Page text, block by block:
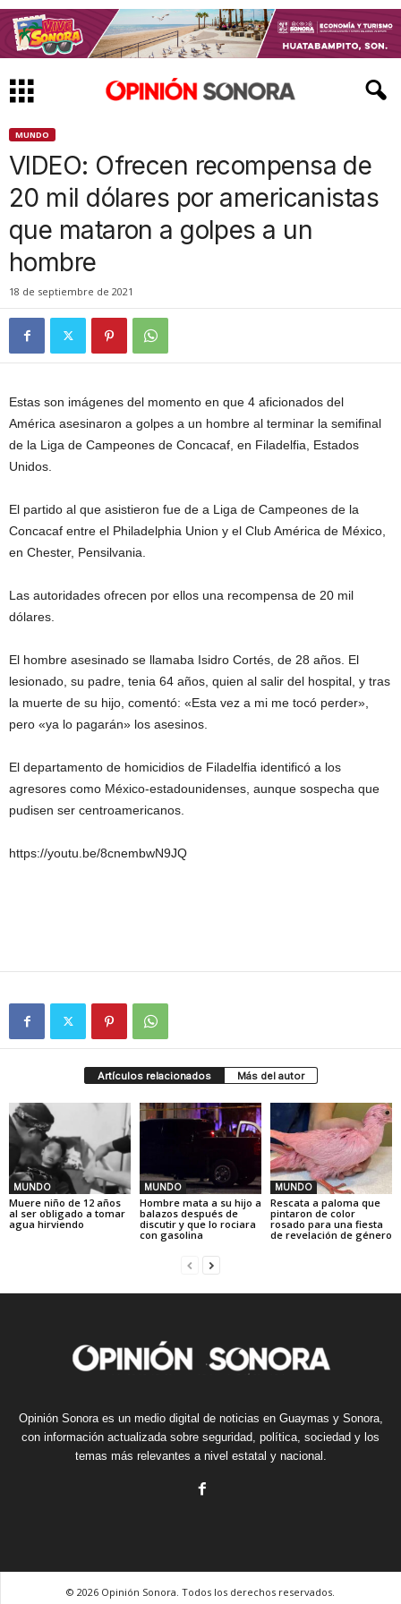
MUNDO
VIDEO: Ofrecen recompensa de
20 mil dólares por americanistas
que mataron a golpes a un
hombre
18 de septiembre de 2021
Estas son imágenes del momento en que 4 aficionados del
América asesinaron a golpes a un hombre al terminar la semifinal
de la Liga de Campeones de Concacaf, en Filadelfia, Estados
Unidos.
El partido al que asistieron fue de a Liga de Campeones de la
Concacaf entre el Philadelphia Union y el Club América de México,
en Chester, Pensilvania.
Las autoridades ofrecen por ellos una recompensa de 20 mil
dólares.
El hombre asesinado se llamaba Isidro Cortés, de 28 años. El
lesionado, su padre, tenia 64 años, quien al salir del hospital, y tras
la muerte de su hijo, comentó: «Esta vez a mi me tocó perder»,
pero «ya lo pagarán» los asesinos.
El departamento de homicidios de Filadelfia identificó a los
agresores como México-estadounidenses, aunque sospecha que
pudisen ser centroamericanos.
https://youtu.be/8cnembwN9JQ
Artículos relacionados Más del autor
MUNDO
Muere niño de 12 años
al ser obligado a tomar
agua hirviendo
MUNDO
Hombre mata a su hijo a
balazos después de
discutir y que lo rociara
con gasolina
MUNDO
Rescata a paloma que
pintaron de color
rosado para una fiesta
de revelación de género
Opinión Sonora es un medio digital de noticias en Guaymas y Sonora,
con información actualizada sobre seguridad, política, sociedad y los
temas más relevantes a nivel estatal y nacional.
© 2026 Opinión Sonora. Todos los derechos reservados.